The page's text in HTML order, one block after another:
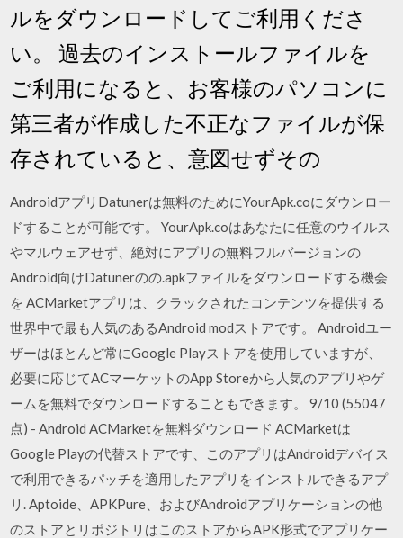
ルをダウンロードしてご利用くださ
い。 過去のインストールファイルを
ご利用になると、お客様のパソコンに
第三者が作成した不正なファイルが保
存されていると、意図せずその
AndroidアプリDatunerは無料のためにYourApk.coにダウンロー
ドすることが可能です。 YourApk.coはあなたに任意のウイルス
やマルウェアせず、絶対にアプリの無料フルバージョンの
Android向けDatunerのの.apkファイルをダウンロードする機会
を ACMarketアプリは、クラックされたコンテンツを提供する
世界中で最も人気のあるAndroid modストアです。 Androidユー
ザーはほとんど常にGoogle Playストアを使用していますが、
必要に応じてACマーケットのApp Storeから人気のアプリやゲ
ームを無料でダウンロードすることもできます。 9/10 (55047
点) - Android ACMarketを無料ダウンロード ACMarketは
Google Playの代替ストアです、このアプリはAndroidデバイス
で利用できるパッチを適用したアプリをインストルできるアプ
リ. Aptoide、APKPure、およびAndroidアプリケーションの他
のストアとリポジトリはこのストアからAPK形式でアプリケー